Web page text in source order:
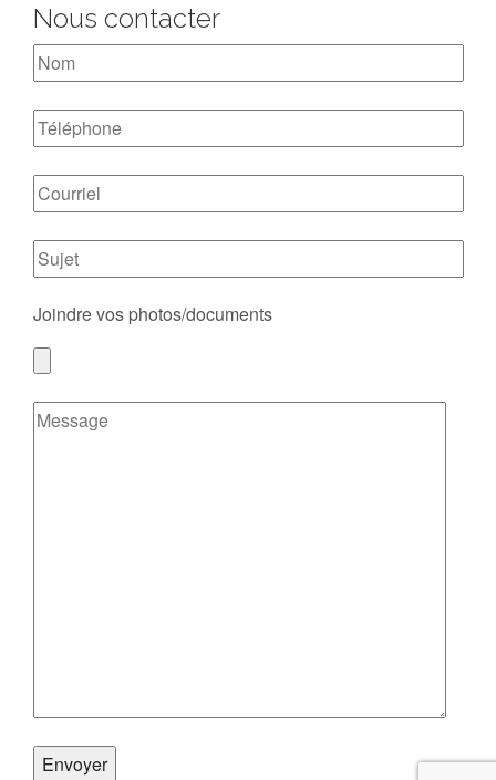
Nous contacter
Joindre vos photos/documents